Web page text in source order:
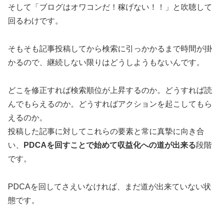
そして「ブログはオワコンだ！稼げない！！」と吹聴して
回るわけです。
そもそも記事投稿してから検索に引っかかるまで時間が掛
かるので、継続しない限りはどうしようもないんです。
どこを修正すれば検索順位が上昇するのか。どうすれば読
んでもらえるのか。どうすればアクションを起こしてもら
えるのか。
投稿した記事に対してこれらの要素と常に真摯に向き合
い、
PDCAを回すことで始めて収益化への道が出来る段階
です。
PDCAを回してさえいなければ、まだ道が出来ていない状
態です。